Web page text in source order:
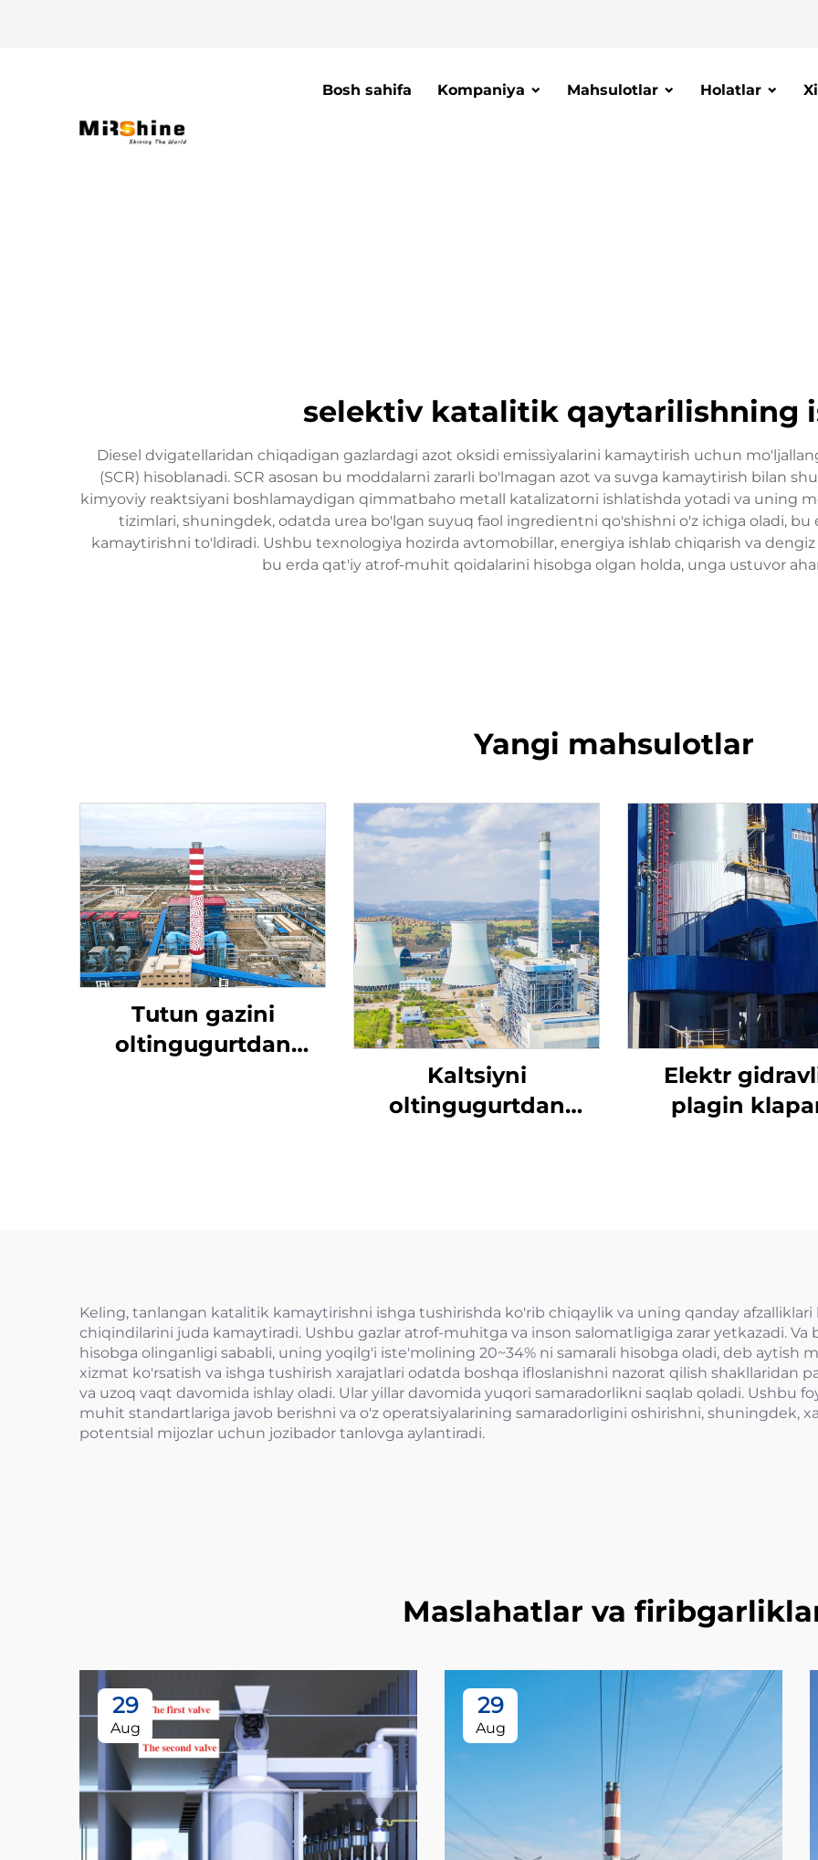
Bosh sahifa Kompaniya Mahsulotlar Holatlar
selektiv katalitik qaytarilishning
Diesel dvigatellaridan chiqadigan gazlardagi azot oksidi emissiyalarini kamaytirish uchun
(SCR) hisoblanadi. SCR asosan bu moddalarni zararli bo'lmagan azot va suvga kamaytirish bilan
kimyoviy reaktsiyani boshlamaydigan qimmatbaho metall katalizatorni ishlatishda yotadi va uning
tizimlari, shuningdek, odatda urea bo'lgan suyuq faol ingredientni qo'shishni o'z ichiga oladi, bu
kamaytirishni to'ldiradi. Ushbu texnologiya hozirda avtomobillar, energiya ishlab chiqarish va
bu erda qat'iy atrof-muhit qoidalarini hisobga olgan holda, unga ustuvor
Yangi mahsulotlar
Tutun gazini
oltingugurtdan
Kaltsiyni
oltingugurtdan
Elektr
plagin
Keling, tanlangan katalitik kamaytirishni ishga tushirishda ko'rib chiqaylik va uning qanday afzalliklari
chiqindilarini juda kamaytiradi. Ushbu gazlar atrof-muhitga va inson salomatligiga zarar yetkazadi.
hisobga olinganligi sababli, uning yoqilg'i iste'molining 20~34% ni samarali hisobga oladi, deb aytish
xizmat ko'rsatish va ishga tushirish xarajatlari odatda boshqa ifloslanishni nazorat qilish shakllaridan
va uzoq vaqt davomida ishlay oladi. Ular yillar davomida yuqori samaradorlikni saqlab qoladi. Ushbu
muhit standartlariga javob berishni va o'z operatsiyalarining samaradorligini oshirishni, shuningdek,
potentsial mijozlar uchun jozibador tanlovga aylantiradi.
Maslahatlar va
29
Aug
29
Aug